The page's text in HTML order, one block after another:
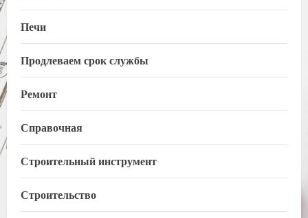
Печи
Продлеваем срок службы
Ремонт
Справочная
Строительный инструмент
Строительство